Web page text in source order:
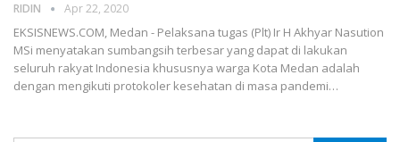
RIDIN Apr 22, 2020
EKSISNEWS.COM, Medan - Pelaksana tugas (Plt) Ir H Akhyar Nasution
MSi menyatakan sumbangsih terbesar yang dapat di lakukan
seluruh rakyat Indonesia khususnya warga Kota Medan adalah
dengan mengikuti protokoler kesehatan di masa pandemi…